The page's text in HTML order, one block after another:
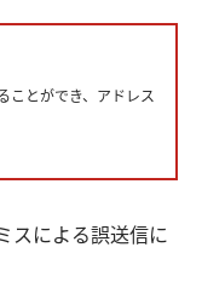
ことができ、アドレス
スによる誤送信に